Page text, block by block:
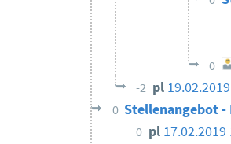
0
-2 pl
0 Stellenangebot
0 pl 17.02.2019